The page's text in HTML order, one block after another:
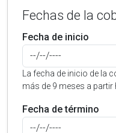
Fechas de la
Fecha de inicio
La fecha de inicio de la
más de 9 meses a partir
Fecha de término